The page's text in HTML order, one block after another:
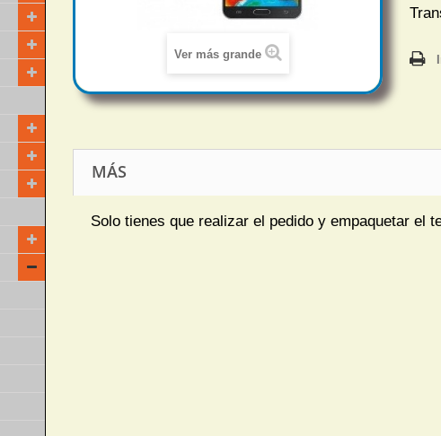
Ver más grande
MÁS
Solo tienes que realizar el pedido y empaquetar el